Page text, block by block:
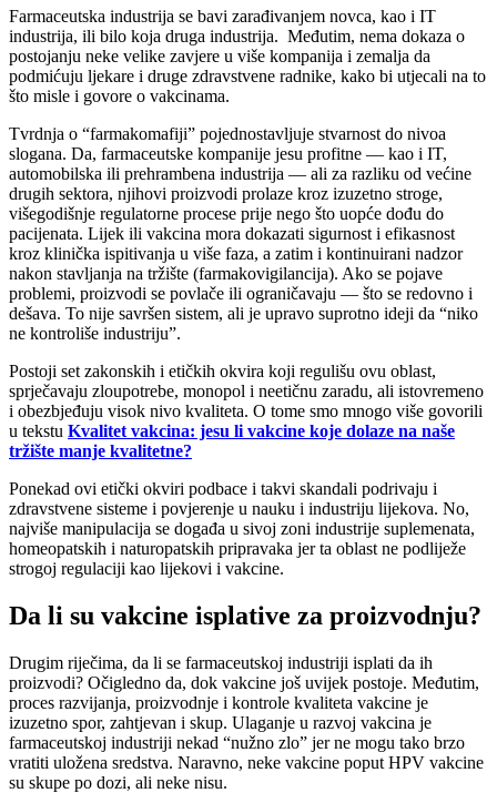
Farmaceutska industrija se bavi zarađivanjem novca, kao i IT
industrija, ili bilo koja druga industrija. Međutim, nema dokaza o
postojanju neke velike zavjere u više kompanija i zemalja da
podmićuju ljekare i druge zdravstvene radnike, kako bi utjecali na to
što misle i govore o vakcinama.
Tvrdnja o “farmakomafiji” pojednostavljuje stvarnost do nivoa
slogana. Da, farmaceutske kompanije jesu profitne — kao i IT,
automobilska ili prehrambena industrija — ali za razliku od većine
drugih sektora, njihovi proizvodi prolaze kroz izuzetno stroge,
višegodišnje regulatorne procese prije nego što uopće dođu do
pacijenata. Lijek ili vakcina mora dokazati sigurnost i efikasnost
kroz klinička ispitivanja u više faza, a zatim i kontinuirani nadzor
nakon stavljanja na tržište (farmakovigilancija). Ako se pojave
problemi, proizvodi se povlače ili ograničavaju — što se redovno i
dešava. To nije savršen sistem, ali je upravo suprotno ideji da “niko
ne kontroliše industriju”.
Postoji set zakonskih i etičkih okvira koji regulišu ovu oblast,
sprječavaju zloupotrebe, monopol i neetičnu zaradu, ali istovremeno
i obezbjeđuju visok nivo kvaliteta. O tome smo mnogo više govorili
u tekstu Kvalitet vakcina: jesu li vakcine koje dolaze na naše
tržište manje kvalitetne?
Ponekad ovi etički okviri podbace i takvi skandali podrivaju i
zdravstvene sisteme i povjerenje u nauku i industriju lijekova. No,
najviše manipulacija se događa u sivoj zoni industrije suplemenata,
homeopatskih i naturopatskih pripravaka jer ta oblast ne podliježe
strogoj regulaciji kao lijekovi i vakcine.
Da li su vakcine isplative za proizvodnju?
Drugim riječima, da li se farmaceutskoj industriji isplati da ih
proizvodi? Očigledno da, dok vakcine još uvijek postoje. Međutim,
proces razvijanja, proizvodnje i kontrole kvaliteta vakcine je
izuzetno spor, zahtjevan i skup. Ulaganje u razvoj vakcina je
farmaceutskoj industriji nekad “nužno zlo” jer ne mogu tako brzo
vratiti uložena sredstva. Naravno, neke vakcine poput HPV vakcine
su skupe po dozi, ali neke nisu.